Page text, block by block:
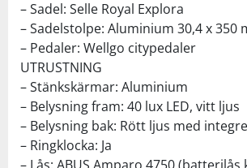
– Sadel: Selle Royal Explora
– Sadelstolpe: Aluminium 30,4 x 350
– Pedaler: Wellgo citypedaler
UTRUSTNING
– Stänkskärmar: Aluminium
– Belysning fram: 40 lux LED, vitt ljus
– Belysning bak: Rött ljus med
– Ringklocka: Ja